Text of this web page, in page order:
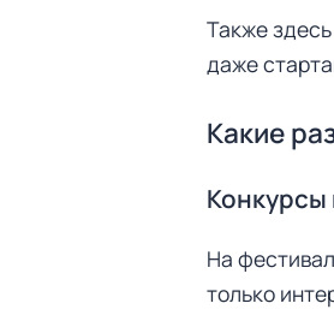
Также
даже
Какие
Конкурсы
На
только